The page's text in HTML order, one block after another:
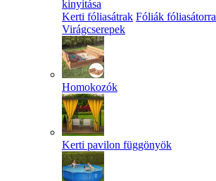
kinyitása
Kerti fóliasátrak Fóliák fóliasátorra
Virágcserepek
Homokozók
Kerti pavilon függönyök